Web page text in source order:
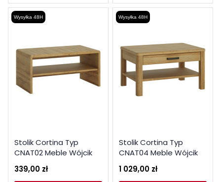
Wysyłka 48H
Stolik Cortina Typ
CNAT02 Meble Wójcik
339,00 zł
Wysyłka 48H
Stolik Cortina Typ
CNAT04 Meble Wójcik
1 029,00 zł